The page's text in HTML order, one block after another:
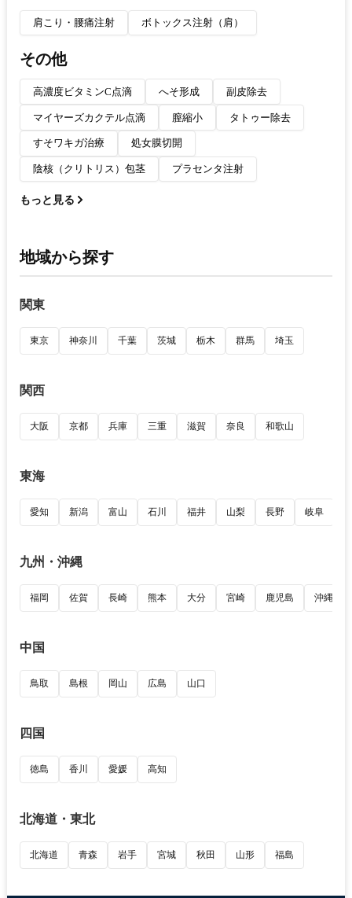
肩こり・腰痛注射 ボトックス注射（肩）
その他
高濃度ビタミンC点滴 へそ形成 副皮除去
マイヤーズカクテル点滴 膣縮小 タトゥー除去
すそワキガ治療 処女膜切開
陰核（クリトリス）包茎 プラセンタ注射
もっと見る
地域から探す
関東
東京 神奈川 千葉 茨城 栃木 群馬 埼玉
関西
大阪 京都 兵庫 三重 滋賀 奈良 和歌山
東海
愛知 新潟 富山 石川 福井 山梨 長野 岐阜
九州・沖縄
福岡 佐賀 長崎 熊本 大分 宮崎 鹿児島 沖縄
中国
鳥取 島根 岡山 広島 山口
四国
徳島 香川 愛媛 高知
北海道・東北
北海道 青森 岩手 宮城 秋田 山形 福島